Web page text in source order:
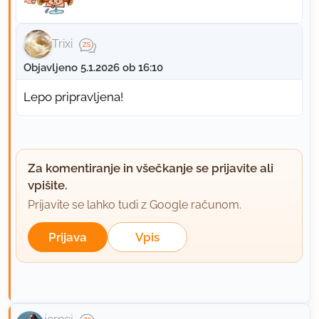
Trixi
Objavljeno 5.1.2026 ob 16:10
Lepo pripravljena!
Za komentiranje in všečkanje se prijavite ali
vpišite.
Prijavite se lahko tudi z Google računom.
Prijava Vpis